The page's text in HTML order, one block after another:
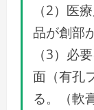
（2）医
品が創部
（3）必
面（有孔
る。（軟